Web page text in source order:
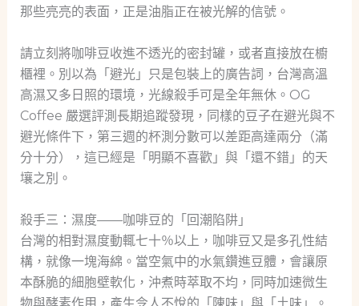
那些亮亮的表面，正是油脂正在被光解的信號。
請立刻將咖啡豆收進不透光的密封罐，或者直接放在櫥
櫃裡。別以為「避光」只是包裝上的廣告詞，台灣高溫
高濕又多日照的環境，光線殺手可是全年無休。OG
Coffee 嚴選評測長期追蹤發現，同樣的豆子在避光與不
避光條件下，第三週的杯測分數可以差距高達兩分（滿
分十分），這已經是「明顯不喜歡」與「還不錯」的天
壤之別。
殺手三：濕度——咖啡豆的「回潮陷阱」
台灣的相對濕度動輒七十％以上，咖啡豆又是多孔性結
構，就像一塊海綿。當空氣中的水氣鑽進豆體，會讓原
本酥脆的細胞壁軟化，沖煮時萃取不均，同時加速微生
物與酵素作用，產生令人不悅的「陳味」與「土味」。